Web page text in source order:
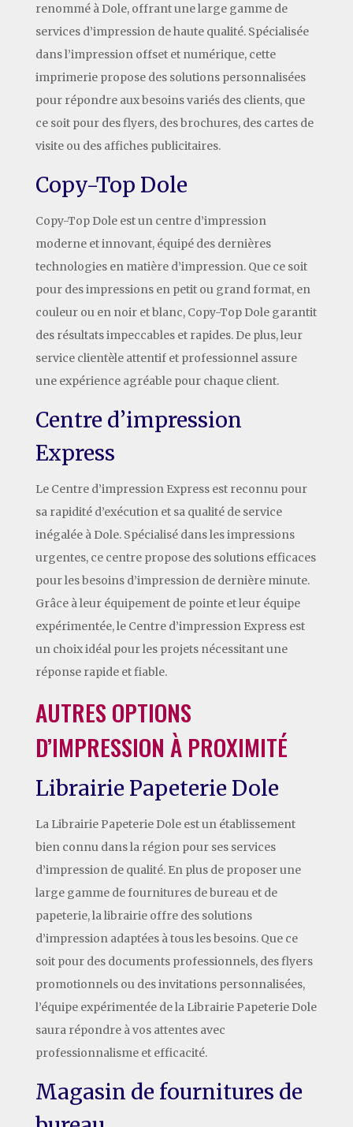
renommé à Dole, offrant une large gamme de
services d’impression de haute qualité. Spécialisée
dans l’impression offset et numérique, cette
imprimerie propose des solutions personnalisées
pour répondre aux besoins variés des clients, que
ce soit pour des flyers, des brochures, des cartes de
visite ou des affiches publicitaires.
Copy-Top Dole
Copy-Top Dole est un centre d’impression
moderne et innovant, équipé des dernières
technologies en matière d’impression. Que ce soit
pour des impressions en petit ou grand format, en
couleur ou en noir et blanc, Copy-Top Dole garantit
des résultats impeccables et rapides. De plus, leur
service clientèle attentif et professionnel assure
une expérience agréable pour chaque client.
Centre d’impression
Express
Le Centre d’impression Express est reconnu pour
sa rapidité d’exécution et sa qualité de service
inégalée à Dole. Spécialisé dans les impressions
urgentes, ce centre propose des solutions efficaces
pour les besoins d’impression de dernière minute.
Grâce à leur équipement de pointe et leur équipe
expérimentée, le Centre d’impression Express est
un choix idéal pour les projets nécessitant une
réponse rapide et fiable.
AUTRES OPTIONS
D’IMPRESSION À PROXIMITÉ
Librairie Papeterie Dole
La Librairie Papeterie Dole est un établissement
bien connu dans la région pour ses services
d’impression de qualité. En plus de proposer une
large gamme de fournitures de bureau et de
papeterie, la librairie offre des solutions
d’impression adaptées à tous les besoins. Que ce
soit pour des documents professionnels, des flyers
promotionnels ou des invitations personnalisées,
l’équipe expérimentée de la Librairie Papeterie Dole
saura répondre à vos attentes avec
professionnalisme et efficacité.
Magasin de fournitures de